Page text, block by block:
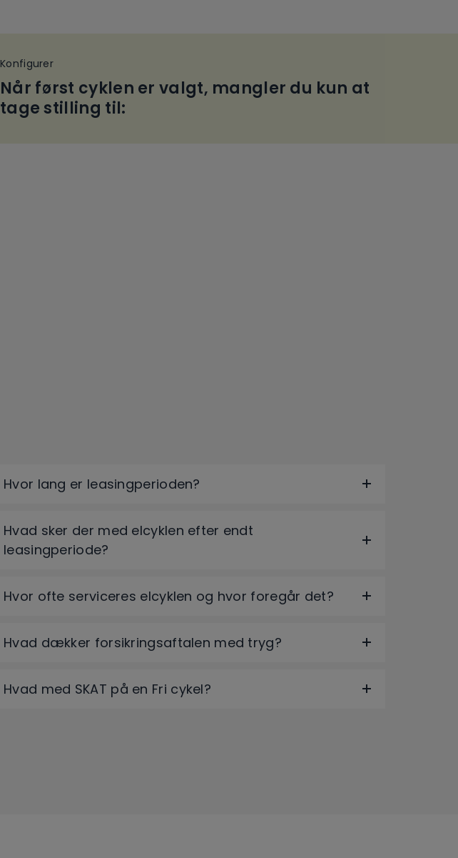
Konfigurer
Når først cyklen er valgt, mangler du kun at
tage stilling til:
Hvor lang er leasingperioden?
Hvad sker der med elcyklen efter endt
leasingperiode?
Hvor ofte serviceres elcyklen og hvor foregår det?
Hvad dækker forsikringsaftalen med tryg?
Hvad med SKAT på en Fri cykel?